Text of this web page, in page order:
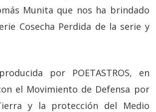
Munita que nos ha brindado
Cosecha Perdida de la serie y
por POETASTROS, en
el Movimiento de Defensa por
y la protección del Medio